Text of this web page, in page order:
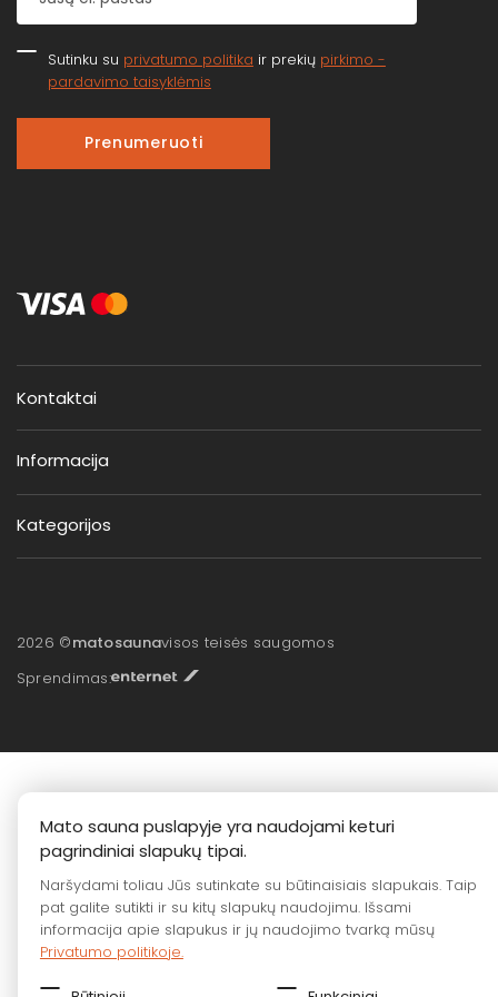
Kontaktai
Informacija
Kategorijos
Sutinku su privatumo politika ir prekių pirkimo -
pardavimo taisyklėmis
Prenumeruoti
2026 ©matosaunavisos teisės saugomos
Sprendimas:
Mato sauna puslapyje yra naudojami keturi
pagrindiniai slapukų tipai.
Naršydami toliau Jūs sutinkate su būtinaisiais slapukais. Taip
pat galite sutikti ir su kitų slapukų naudojimu. Išsami
informacija apie slapukus ir jų naudojimo tvarką mūsų
Privatumo politikoje.